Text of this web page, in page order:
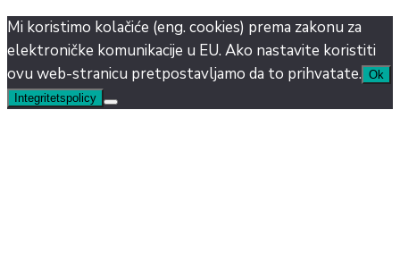
Mi koristimo kolačiće (eng. cookies) prema zakonu za
elektroničke komunikacije u EU. Ako nastavite koristiti
ovu web-stranicu pretpostavljamo da to prihvatate. Ok
Integritetspolicy